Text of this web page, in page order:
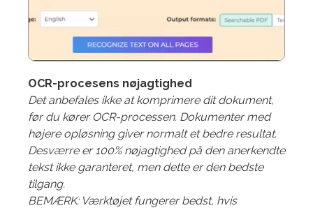
OCR-procesens nøjagtighed
Det anbefales ikke at komprimere dit dokument,
før du kører OCR-processen. Dokumenter med
højere opløsning giver normalt et bedre resultat.
Desværre er 100% nøjagtighed på den anerkendte
tekst ikke garanteret, men dette er den bedste
tilgang.
BEMÆRK: Værktøjet fungerer bedst, hvis